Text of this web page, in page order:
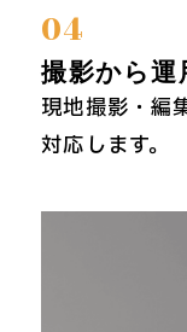
04
撮影から運
現地撮影・編
対応します。